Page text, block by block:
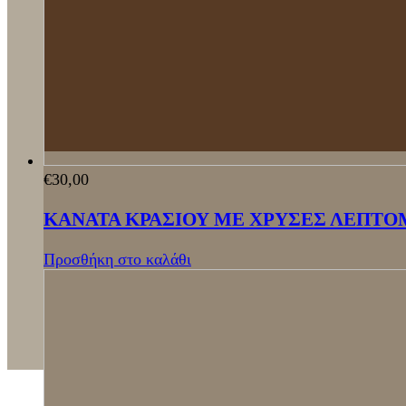
€30,00
ΚΑΝΑΤΑ ΚΡΑΣΙΟΥ ΜΕ ΧΡΥΣΕΣ
Προσθήκη στο καλάθι